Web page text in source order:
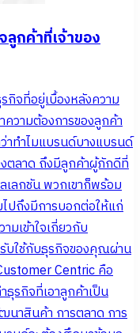
กค้าที่เจ้าของ
กิจที่อยู่เบื้องหลังความ
ความต้องการของลูกค้า
าทำไมแบรนด์บางแบรนด์
ตลาด ถึงมีลูกค้าผู้ภักดีที่
เลกชัน พวกเขาก็พร้อม
ปถึงมีการบอกต่อให้แก่
มเข้าใจเกี่ยวกับ
บใช้กับธุรกิจของคุณผ่าน
Centric คือ
รกิจที่เอาลูกค้าเป็น
นาสินค้า การตลาด การ